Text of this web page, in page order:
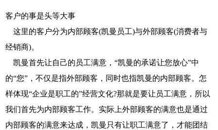
客户的事是头等大事
这里的客户分为内部顾客(凯曼员工)与外部顾客(消费者与
经销商)。
凯曼首先让自己的员工满意，“凯曼的承诺让您放心”中
的“您”，不仅是指外部顾客，同时也指凯曼的内部顾客。怎
样体现“企业是职工的”经营文化?那就是要让员工满意，所以
我们首先为内部顾客工作。实际上外部顾客的满意也是通过
内部顾客的满意来达成，凯曼只有让职工满意了，才能团结